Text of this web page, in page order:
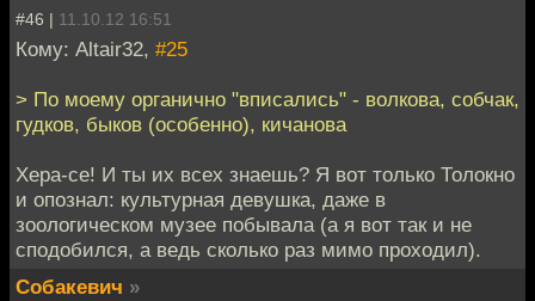
#46 | 11.10.12 16:51
Кому: Altair32, #25
> По моему органично "вписались" - волкова, собчак,
гудков, быков (особенно), кичанова
Хера-се! И ты их всех знаешь? Я вот только Толокно
и опознал: культурная девушка, даже в
зоологическом музее побывала (а я вот так и не
сподобился, а ведь сколько раз мимо проходил).
Собакевич »